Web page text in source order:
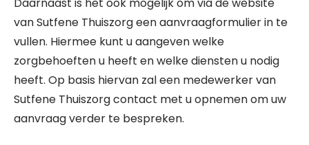
van Sutfene Thuiszorg een aanvraagformulier in te
vullen. Hiermee kunt u aangeven welke
zorgbehoeften u heeft en welke diensten u nodig
heeft. Op basis hiervan zal een medewerker van
Sutfene Thuiszorg contact met u opnemen om uw
aanvraag verder te bespreken.